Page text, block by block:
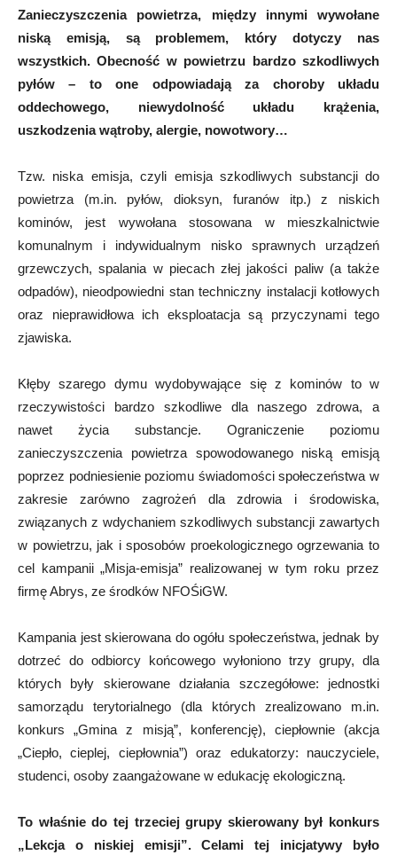
Zanieczyszczenia powietrza, między innymi wywołane
niską emisją, są problemem, który dotyczy nas
wszystkich. Obecność w powietrzu bardzo szkodliwych
pyłów – to one odpowiadają za choroby układu
oddechowego, niewydolność układu krążenia,
uszkodzenia wątroby, alergie, nowotwory…
Tzw. niska emisja, czyli emisja szkodliwych substancji do
powietrza (m.in. pyłów, dioksyn, furanów itp.) z niskich
kominów, jest wywołana stosowana w mieszkalnictwie
komunalnym i indywidualnym nisko sprawnych urządzeń
grzewczych, spalania w piecach złej jakości paliw (a także
odpadów), nieodpowiedni stan techniczny instalacji kotłowych
oraz nieprawidłowa ich eksploatacja są przyczynami tego
zjawiska.
Kłęby szarego dymu wydobywające się z kominów to w
rzeczywistości bardzo szkodliwe dla naszego zdrowa, a
nawet życia substancje. Ograniczenie poziomu
zanieczyszczenia powietrza spowodowanego niską emisją
poprzez podniesienie poziomu świadomości społeczeństwa w
zakresie zarówno zagrożeń dla zdrowia i środowiska,
związanych z wdychaniem szkodliwych substancji zawartych
w powietrzu, jak i sposobów proekologicznego ogrzewania to
cel kampanii „Misja-emisja” realizowanej w tym roku przez
firmę Abrys, ze środków NFOŚiGW.
Kampania jest skierowana do ogółu społeczeństwa, jednak by
dotrzeć do odbiorcy końcowego wyłoniono trzy grupy, dla
których były skierowane działania szczegółowe: jednostki
samorządu terytorialnego (dla których zrealizowano m.in.
konkurs „Gmina z misją”, konferencję), ciepłownie (akcja
„Ciepło, cieplej, ciepłownia”) oraz edukatorzy: nauczyciele,
studenci, osoby zaangażowane w edukację ekologiczną.
To właśnie do tej trzeciej grupy skierowany był konkurs
„Lekcja o niskiej emisji”. Celami tej inicjatywy było